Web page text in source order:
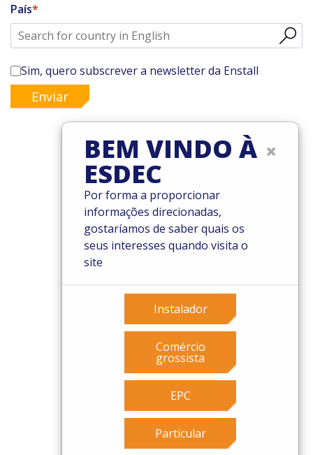
País
Sim, quero subscrever a newsletter da Enstall
Enviar
© 2026 Esdec. Todos os direitos reservados
Patentes
Termos e Condições
Condições de garantia
Governance
×
BEM VINDO À
ESDEC
Por forma a proporcionar
informações direcionadas,
gostaríamos de saber quais os
seus interesses quando visita o
site
Instalador
Comércio
grossista
EPC
Particular